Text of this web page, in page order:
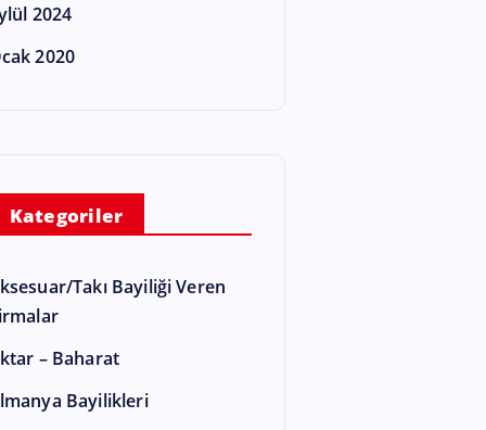
2024
2020
Kategoriler
Takı Bayiliği Veren
– Baharat
Bayilikleri